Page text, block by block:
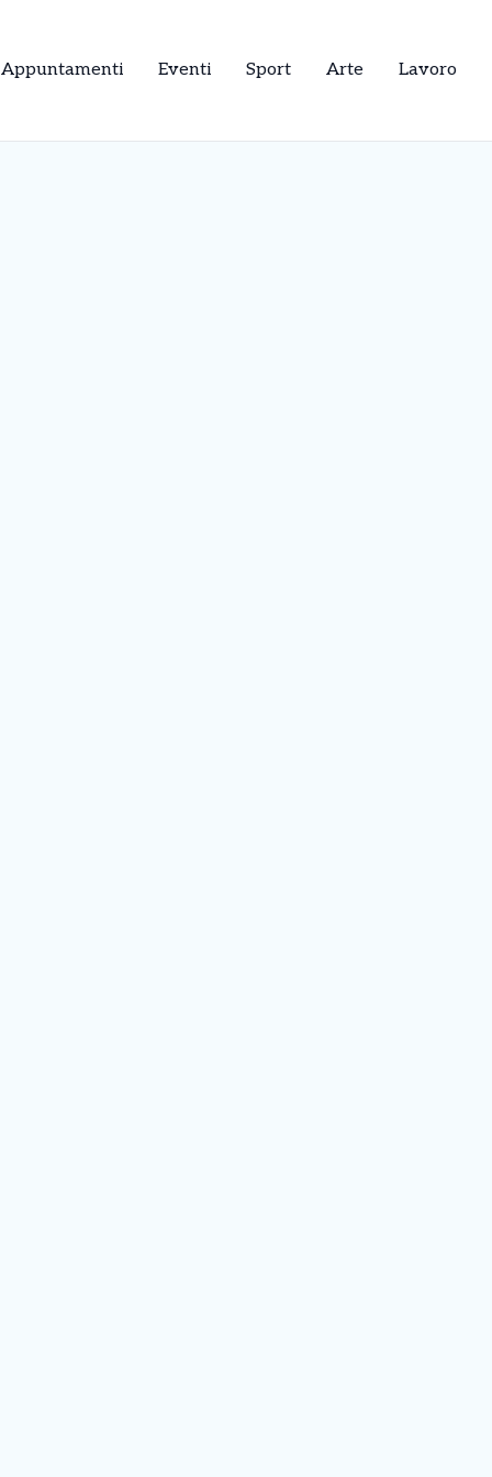
Appuntamenti Eventi Sport Arte Lavoro